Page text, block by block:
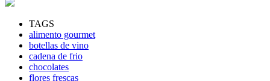
TAGS
alimento gourmet
botellas de vino
cadena de frio
chocolates
flores frescas